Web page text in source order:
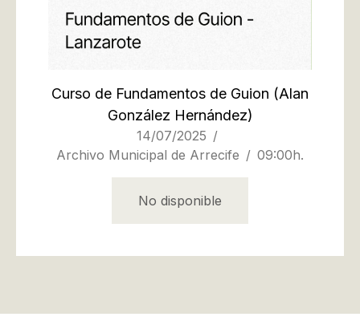
Curso de Fundamentos de Guion (Alan
González Hernández)
14/07/2025
Archivo Municipal de Arrecife
09:00h.
No disponible